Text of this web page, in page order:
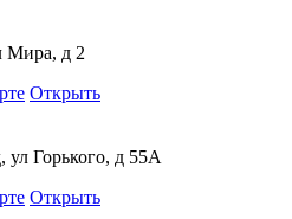
Мира, д 2
Открыть
ул Горького, д 55А
Открыть